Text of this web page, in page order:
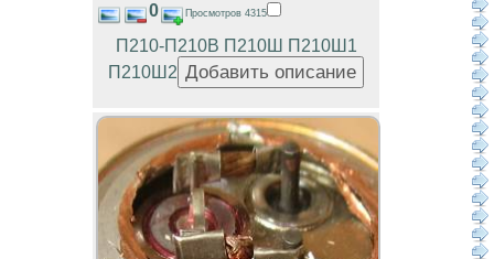
0 Просмотров 4315
П210-П210В П210Ш П210Ш1
П210Ш2